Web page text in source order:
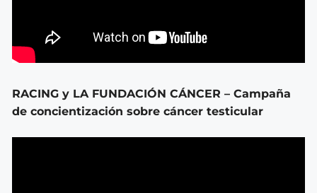
RACING y LA FUNDACIÓN CÁNCER – Campaña
de concientización sobre cáncer testicular